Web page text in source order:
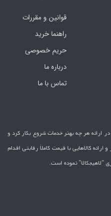
قوانین و مقررات
راهنما خرید
حریم خصوصی
درباره ما
تماس با ما
1395 با هدف بهبود در ارائه هر چه بهتر خدمات شروع بکار کرد و
کالاهایی با قیمت کاملاَ رقابتی اقدام
"لاهیج­کالا" نموده است.